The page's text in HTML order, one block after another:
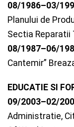
08/1986–03/
Planului de
Sectia Reparatii
08/1987–06/
Cantemir”
EDUCATIE SI
09/2003–02/
Administratie,